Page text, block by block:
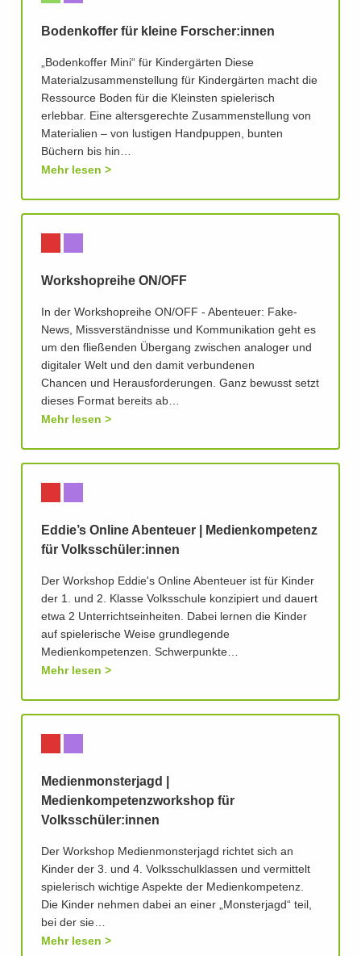
Bodenkoffer für kleine Forscher:innen
„Bodenkoffer Mini“ für Kindergärten Diese
Materialzusammenstellung für Kindergärten macht die
Ressource Boden für die Kleinsten spielerisch
erlebbar. Eine altersgerechte Zusammenstellung von
Materialien – von lustigen Handpuppen, bunten
Büchern bis hin…
Mehr lesen
Workshopreihe ON/OFF
In der Workshopreihe ON/OFF - Abenteuer: Fake-
News, Missverständnisse und Kommunikation geht es
um den fließenden Übergang zwischen analoger und
digitaler Welt und den damit verbundenen
Chancen und Herausforderungen. Ganz bewusst setzt
dieses Format bereits ab…
Mehr lesen
Eddie’s Online Abenteuer | Medienkompetenz
für Volksschüler:innen
Der Workshop Eddie's Online Abenteuer ist für Kinder
der 1. und 2. Klasse Volksschule konzipiert und dauert
etwa 2 Unterrichtseinheiten. Dabei lernen die Kinder
auf spielerische Weise grundlegende
Medienkompetenzen. Schwerpunkte…
Mehr lesen
Medienmonsterjagd |
Medienkompetenzworkshop für
Volksschüler:innen
Der Workshop Medienmonsterjagd richtet sich an
Kinder der 3. und 4. Volksschulklassen und vermittelt
spielerisch wichtige Aspekte der Medienkompetenz.
Die Kinder nehmen dabei an einer „Monsterjagd“ teil,
bei der sie…
Mehr lesen